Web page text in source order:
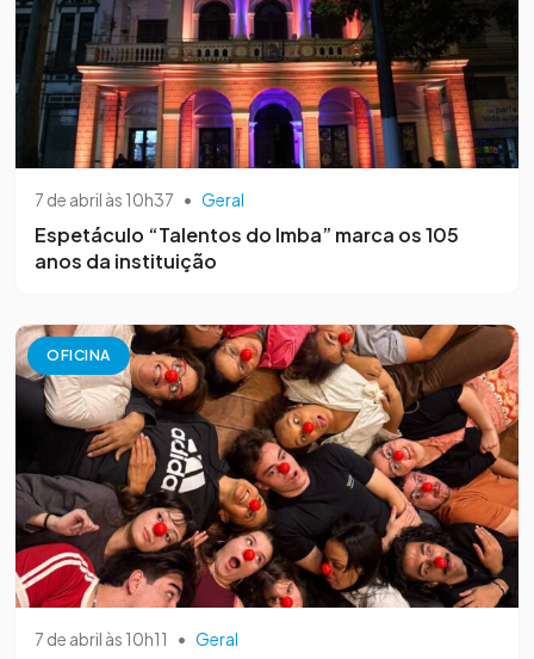
7 de abril às 10h37 • Geral
Espetáculo “Talentos do Imba” marca os 105
anos da instituição
OFICINA
7 de abril às 10h11 • Geral